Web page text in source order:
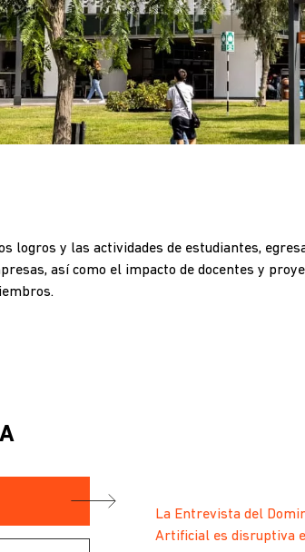
logros y las actividades de estudiantes,
así como el impacto de docentes y
La Entrevista del
Artificial es disruptiva